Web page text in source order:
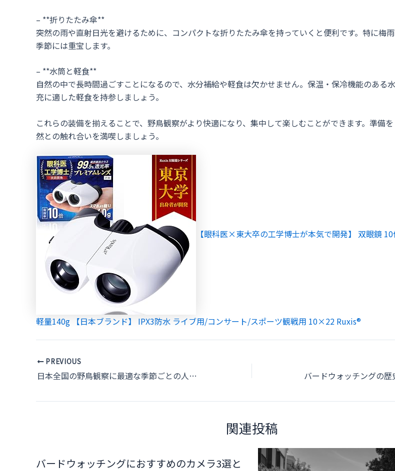
– **折りたたみ傘**
突然の雨や直射日光を避けるために、コンパクトな折りたたみ傘を持っていくと便利です。特に梅
季節には重宝します。
– **水筒と軽食**
自然の中で長時間過ごすことになるので、水分補給や軽食は欠かせません。保温・保冷機能のある
充に適した軽食を持参しましょう。
これらの装備を揃えることで、野鳥観察がより快適になり、集中して楽しむことができます。準備
然との触れ合いを満喫しましょう。
【眼科医×東大卒の工学博士が本気で開発】 双眼鏡
軽量140g 【日本ブランド】 IPX3防水 ライブ用/コンサート/スポーツ観戦用 10×22 Ruxis®
Post
navigation
PREVIOUS
日本全国の野鳥観察に最適な季節ごとの人気スポットガイド
関連投稿
バードウォッチングにおすすめのカメラ3選と